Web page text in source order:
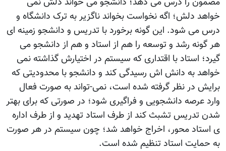
خواهد دلش؛ اگه نخواست بخواند ناگزیر به ترک دانشگاه و
درس می شود. این گونه برخورد با تدریس و دانشجو زمینه ای
هر گونه رشد و توسعه را هم از استاد و هم از دانشجو می
گیرد؛ استاد با اقتداری که سیستم در اختیارش گذاشته نمی
خواهد به دانش اش رسیدگی کند و دانشجو با محدودیتی که
برایش در نظر گرفته شده است، نمی-تواند به صورت فعال
وارد عرصه دانشجویی و فراگیری شود؛ در صورتی که برای بهتر
شدن تدریس تشبث کند از طرف استاد تهدید و از طرف اداره
ی استاد محور، اخراج خواهد شد؛ چون سیستم در هر صورت
به حمایت استاد تنظیم شده است.